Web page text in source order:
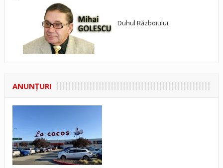
Duhul Războiului
ANUNŢURI